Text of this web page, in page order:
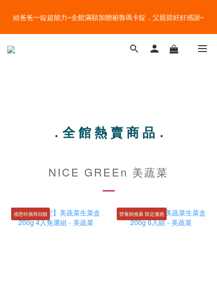
吃菜~
給爸爸一錠超能力~全館滿額加贈祕魯瑪卡錠，父親節好好感謝~
盛夏的餐桌，一定少不了美蔬菜的清爽~ A+B 送購物金🎁一起好好
．全 館 熱 賣 商 品．
NICE GREEn 美蔬菜
感恩特價再回饋 營養師推薦 限定優惠